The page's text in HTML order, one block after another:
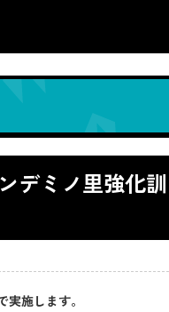
デミノ里強化訓
施します。